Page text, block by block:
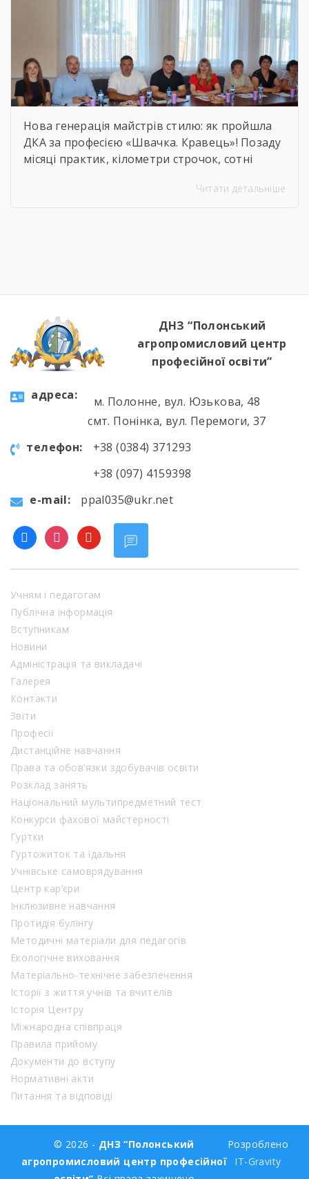
Нова генерація майстрів стилю: як пройшла
ДКА за професією «Швачка. Кравець»! Позаду
місяці практик, кілометри строчок, сотні
примірками. 22 червня відбулася
мислення та вміння працювати з
Читати детальніше
ДНЗ “Полонський
агропромисловий центр
професійної освіти”
aдресa:
м. Полонне, вул. Юзькова, 48
смт. Понінка, вул. Перемоги, 37
телефон:
+38 (0384) 371293
+38 (097) 4159398
e-mail:
ppal035@ukr.net
facebookinstagram
youtube
Учням і педагогам
Публічна інформація
Вступникам
Новини
Адміністрація та викладачі
Галерея
Контакти
Звіти
Професії
Дистанційне навчання
Права та обов’язки здобувачів освіти
Розклад занять
Національний мультипредметний тест
Конкурси фахової майстерності
Гуртки
Гуртожиток та їдальня
Учнівське самоврядування
Центр кар’єри
Інклюзивне навчання
Протидія булінгу
Методичні матеріали для педагогів
Екологічне виховання
Матеріально-технічне забезпечення
Історії з життя учнів та вчителів
Історія Центру
Міжнародна співпраця
Правила прийому
Документи до вступу
Нормативні акти
Питання та відповіді
© 2026 - ДНЗ “Полонський
агропромисловий центр професійної
Розроблено
IT-Gravity